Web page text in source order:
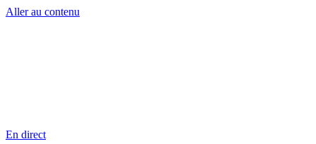
Aller au contenu
En direct